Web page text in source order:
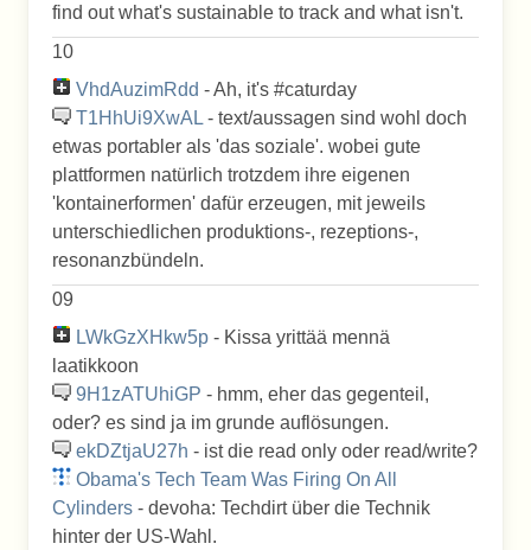
find out what's sustainable to track and what isn't.
10
VhdAuzimRdd - Ah, it's #caturday
T1HhUi9XwAL - text/aussagen sind wohl doch
etwas portabler als 'das soziale'. wobei gute
plattformen natürlich trotzdem ihre eigenen
'kontainerformen' dafür erzeugen, mit jeweils
unterschiedlichen produktions-, rezeptions-,
resonanzbündeln.
09
LWkGzXHkw5p - Kissa yrittää mennä
laatikkoon
9H1zATUhiGP - hmm, eher das gegenteil,
oder? es sind ja im grunde auflösungen.
ekDZtjaU27h - ist die read only oder read/write?
Obama's Tech Team Was Firing On All
Cylinders - devoha: Techdirt über die Technik
hinter der US-Wahl.